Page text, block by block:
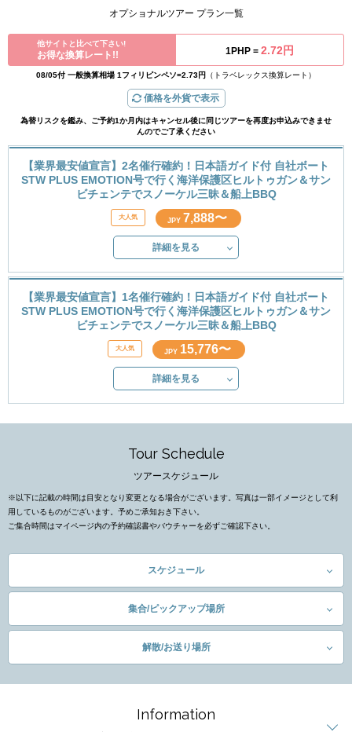
オプショナルツアー プラン一覧
他サイトと比べて下さい!
お得な換算レート!! 1PHP = 2.72円
08/05付 一般換算相場 1フィリピンペソ=2.73円 （トラベレックス換算レート）
価格を外貨で表示
為替リスクを鑑み、ご予約1か月内はキャンセル後に同じツアーを再度お申込みできませ
んのでご了承ください
【業界最安値宣言】2名催行確約！日本語ガイド付 自社ボート
STW PLUS EMOTION号で行く海洋保護区ヒルトゥガン＆サン
ビチェンテでスノーケル三昧＆船上BBQ
JPY 7,888〜
詳細を見る
【業界最安値宣言】1名催行確約！日本語ガイド付 自社ボート
STW PLUS EMOTION号で行く海洋保護区ヒルトゥガン＆サン
ビチェンテでスノーケル三昧＆船上BBQ
JPY 15,776〜
詳細を見る
Tour Schedule
ツアースケジュール
※以下に記載の時間は目安となり変更となる場合がございます。写真は一部イメージとして利
用しているものがございます。予めご承知おき下さい。
ご集合時間はマイページ内の予約確認書やバウチャーを必ずご確認下さい。
スケジュール
集合/ピックアップ場所
解散/お送り場所
Information